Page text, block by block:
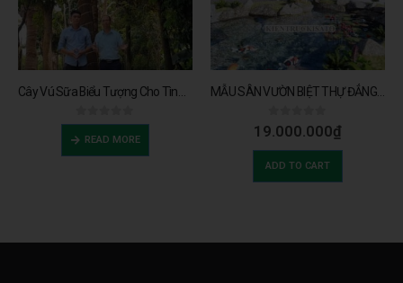
0trên 5
READ MORE
MẪU SÂN VƯỜN BIỆT THỰ ĐẲNG CẤP TẠI NINH BÌNH
0 trên 5
19.000.000₫
ADD TO CART